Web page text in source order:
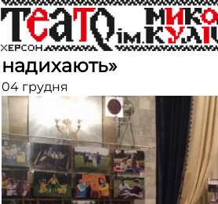
У театрі представили
благодійний
надихають»
04 грудня